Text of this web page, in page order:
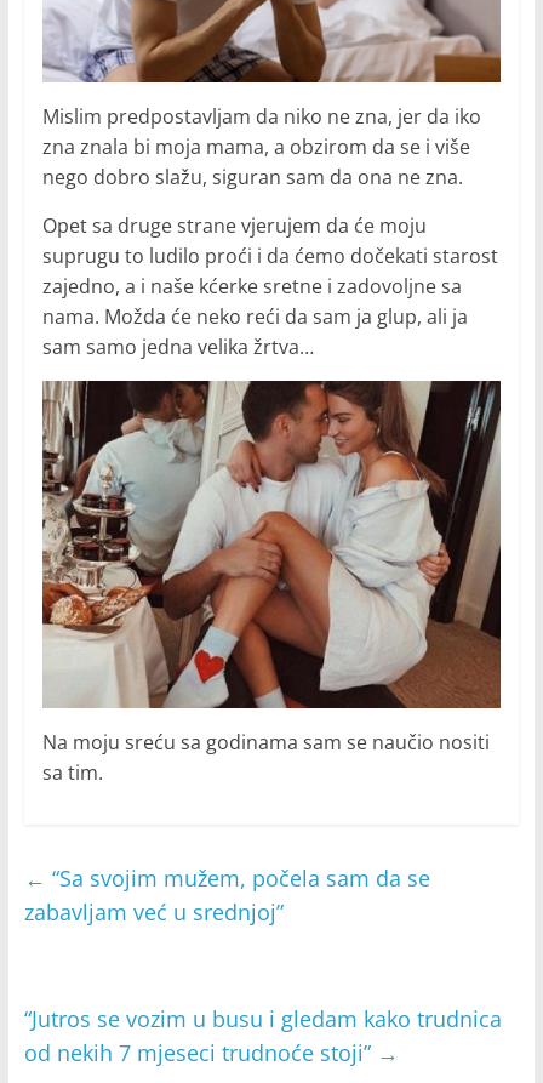
Mislim predpostavljam da niko ne zna, jer da iko
zna znala bi moja mama, a obzirom da se i više
nego dobro slažu, siguran sam da ona ne zna.
Opet sa druge strane vjerujem da će moju
suprugu to ludilo proći i da ćemo dočekati starost
zajedno, a i naše kćerke sretne i zadovoljne sa
nama. Možda će neko reći da sam ja glup, ali ja
sam samo jedna velika žrtva…
Na moju sreću sa godinama sam se naučio nositi
sa tim.
← “Sa svojim mužem, počela sam da se
zabavljam već u srednjoj”
“Jutros se vozim u busu i gledam kako trudnica
od nekih 7 mjeseci trudnoće stoji” →